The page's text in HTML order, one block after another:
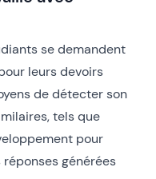
se demandent
leurs devoirs
de détecter son
tels que
pour
réponses générées